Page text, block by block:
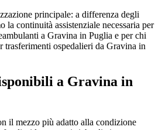
principale: a differenza degli
la continuità assistenziale necessaria per
a Gravina in Puglia e per chi
trasferimenti ospedalieri da Gravina in
a Gravina in
il mezzo più adatto alla condizione